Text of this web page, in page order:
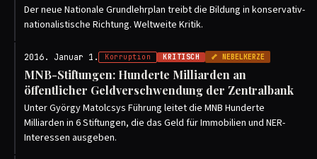
Der neue Nationale Grundlehrplan treibt die Bildung in konservativ-
nationalistische Richtung. Weltweite Kritik.
2016. Januar 1. Korruption KRITISCH 🦴 NEBELKERZE
MNB-Stiftungen: Hunderte Milliarden an
öffentlicher Geldverschwendung der Zentralbank
Unter György Matolcsys Führung leitet die MNB Hunderte
Milliarden in 6 Stiftungen, die das Geld für Immobilien und NER-
Interessen ausgeben.